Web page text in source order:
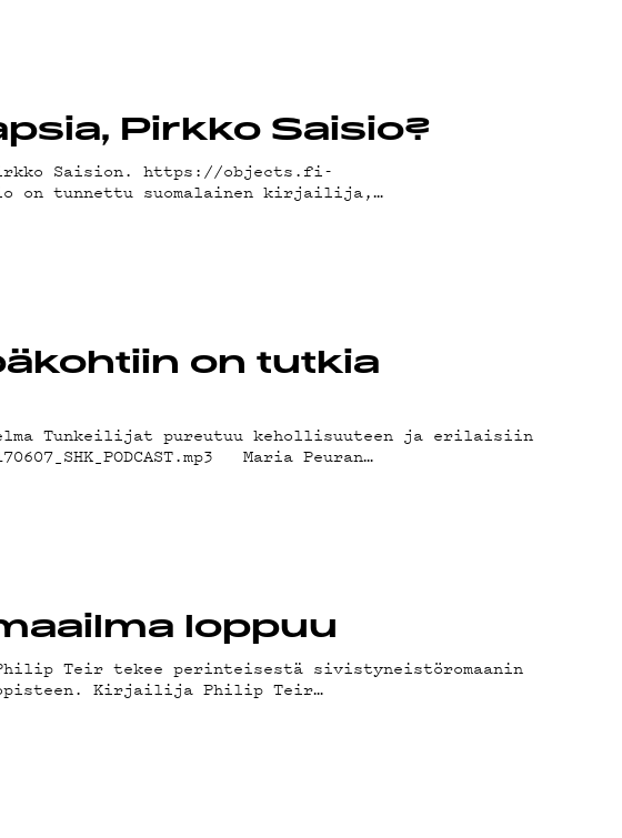
Pirkko Saisio?
Saision. https://objects.fi-
on tunnettu suomalainen kirjailija,…
on tutkia
Tunkeilijat pureutuu kehollisuuteen ja erilaisiin
Maria Peuran…
loppuu
Teir tekee perinteisestä sivistyneistöromaanin
Kirjailija Philip Teir…